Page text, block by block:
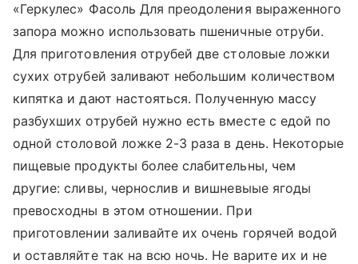
«Геркулес» Фасоль Для преодоления выраженного
запора можно использовать пшеничные отруби.
Для приготовления отрубей две столовые ложки
сухих отрубей заливают небольшим количеством
кипятка и дают настояться. Полученную массу
разбухших отрубей нужно есть вместе с едой по
одной столовой ложке 2-3 раза в день. Некоторые
пищевые продукты более слабительны, чем
другие: сливы, чернослив и вишневыые ягоды
превосходны в этом отношении. При
приготовлении заливайте их очень горячей водой
и оставляйте так на всю ночь. Не варите их и не